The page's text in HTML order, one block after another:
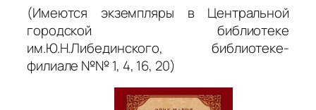
(Имеются экземпляры в Центральной
городской библиотеке
им.Ю.Н.Либединского, библиотеке-
филиале №№ 1, 4, 16, 20)